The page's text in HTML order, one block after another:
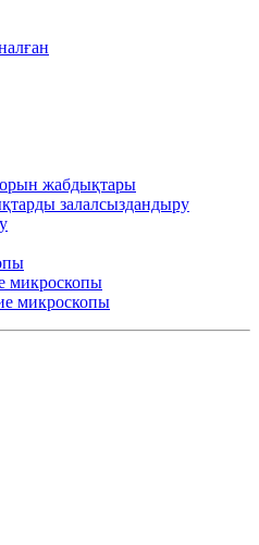
жабдықтары
залалсыздандыру
микроскопы
микроскопы